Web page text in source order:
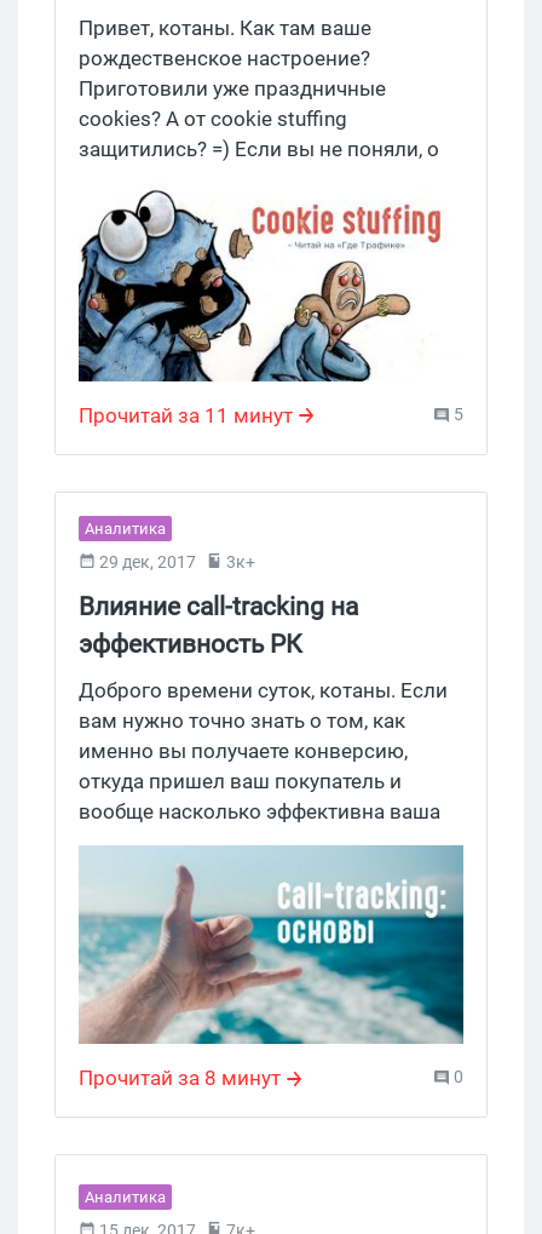
Привет, котаны. Как там ваше
рождественское настроение?
Приготовили уже праздничные
cookies? А от cookie stuffing
защитились? =) Если вы не поняли, о
печенек, то сейчас мы вам все
расскажем.
Прочитай за 11 минут 5
Аналитика
29 дек, 2017 3к+
Влияние сall-tracking на
эффективность РК
Доброго времени суток, котаны. Если
вам нужно точно знать о том, как
именно вы получаете конверсию,
откуда пришел ваш покупатель и
вообще насколько эффективна ваша
рекламная компания, мы расскажем
об инструменте, который дает такие
возможности — call-tracking.
Прочитай за 8 минут 0
Аналитика